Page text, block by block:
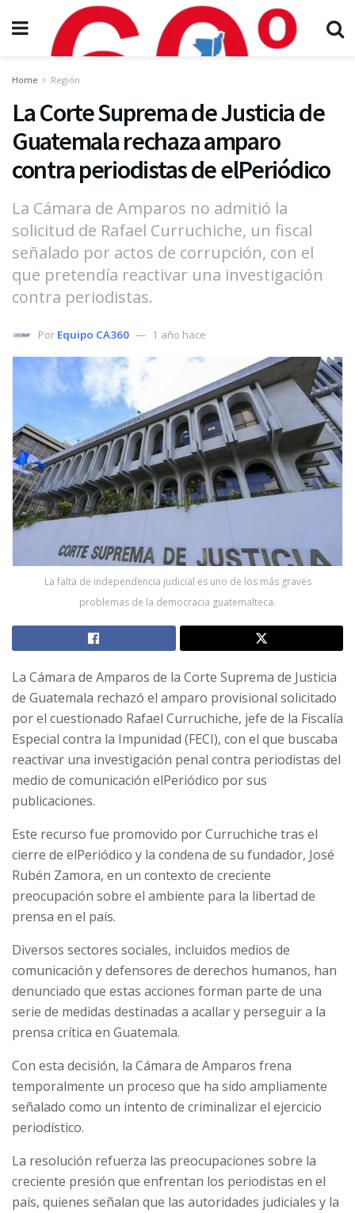
Home Región
La Corte Suprema de Justicia de
Guatemala rechaza amparo
contra periodistas de elPeriódico
La Cámara de Amparos no admitió la
solicitud de Rafael Curruchiche, un fiscal
señalado por actos de corrupción, con el
que pretendía reactivar una investigación
contra periodistas.
Por Equipo CA360 1 año hace
La falta de independencia judicial es uno de los más graves
problemas de la democracia guatemalteca.
La Cámara de Amparos de la Corte Suprema de Justicia
de Guatemala rechazó el amparo provisional solicitado
por el cuestionado Rafael Curruchiche, jefe de la Fiscalía
Especial contra la Impunidad (FECI), con el que buscaba
reactivar una investigación penal contra periodistas del
medio de comunicación elPeriódico por sus
publicaciones.
Este recurso fue promovido por Curruchiche tras el
cierre de elPeriódico y la condena de su fundador, José
Rubén Zamora, en un contexto de creciente
preocupación sobre el ambiente para la libertad de
prensa en el país.
Diversos sectores sociales, incluidos medios de
comunicación y defensores de derechos humanos, han
denunciado que estas acciones forman parte de una
serie de medidas destinadas a acallar y perseguir a la
prensa crítica en Guatemala.
Con esta decisión, la Cámara de Amparos frena
temporalmente un proceso que ha sido ampliamente
señalado como un intento de criminalizar el ejercicio
periodístico.
La resolución refuerza las preocupaciones sobre la
creciente presión que enfrentan los periodistas en el
país, quienes señalan que las autoridades judiciales y la